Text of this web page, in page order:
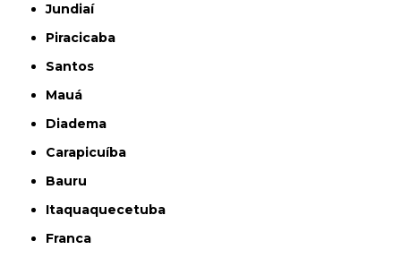
Jundiaí
Piracicaba
Santos
Mauá
Diadema
Carapicuíba
Bauru
Itaquaquecetuba
Franca